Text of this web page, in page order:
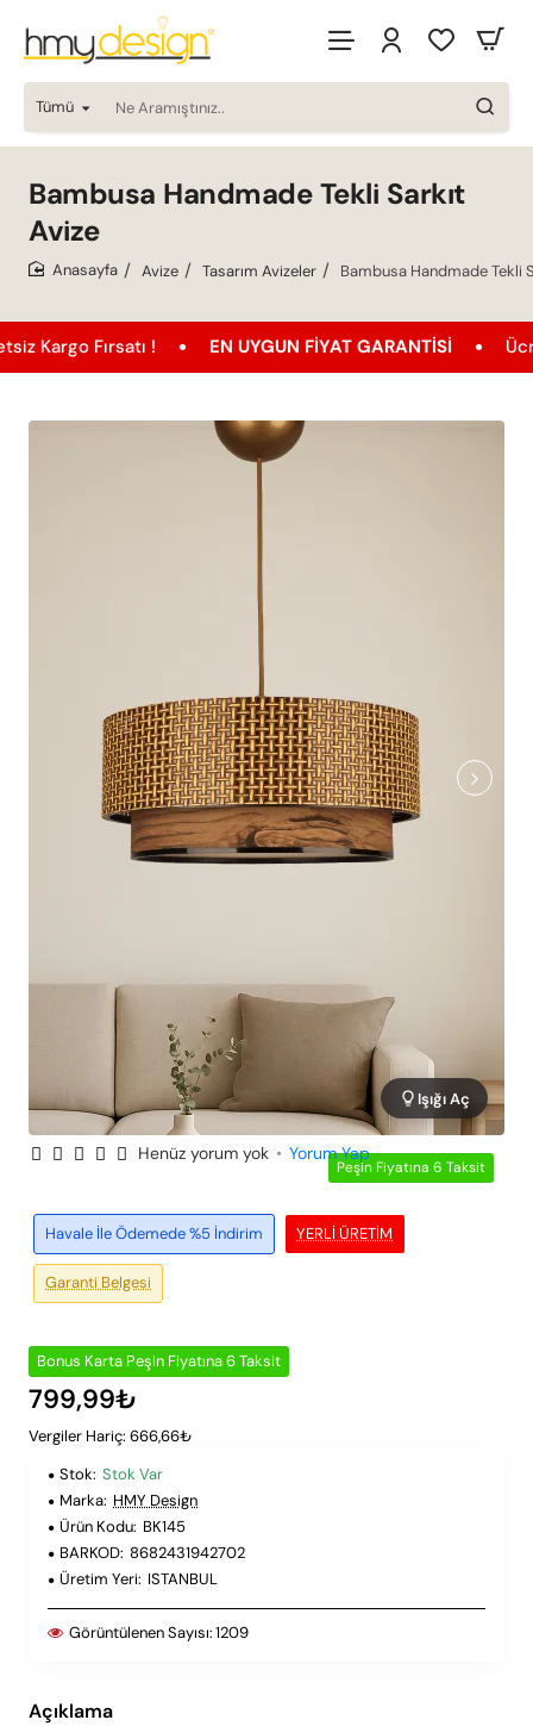
Tümü
Ne
Aramıştınız..
Bambusa Handmade Tekli Sarkıt
Avize
Avize Tasarım Avizeler Bambusa Handmade Tekli
Fırsatı ! EN UYGUN FIYAT GARANTISI Ücretsiz
Peşin Fiyatına 6 Taksit
Işığı Aç
YERLI ÜRETIM
Havale İle Ödemede %5 İndirim
Garanti Belgesi
Henüz yorum yok • Yorum Yap
Bonus Karta Peşin Fiyatına 6 Taksit
799,99₺
Vergiler Hariç: 666,66₺
Stok: Stok Var
Marka: HMY Design
Ürün Kodu: BK145
BARKOD: 8682431942702
Üretim Yeri: ISTANBUL
Görüntülenen Sayısı:1209
Açıklama